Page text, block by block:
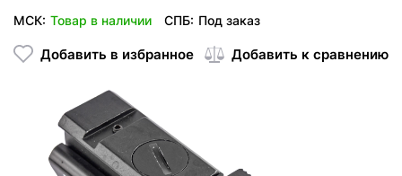
МСК: Товар в наличии СПБ: Под заказ
Добавить в избранное Добавить к сравнению